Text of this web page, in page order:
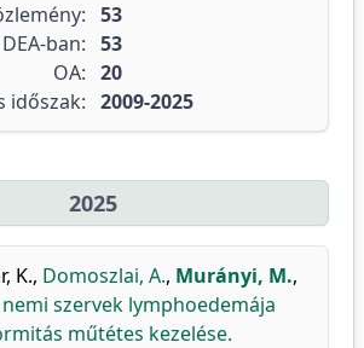
53
DEA-ban: 53
OA: 20
időszak: 2009-2025
2025
K., Domoszlai, A., Murányi, M.,
nemi szervek lymphoedemája
műtétes kezelése.